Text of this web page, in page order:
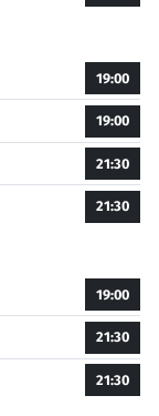
19:00
19:00
21:30
21:30
19:00
21:30
21:30